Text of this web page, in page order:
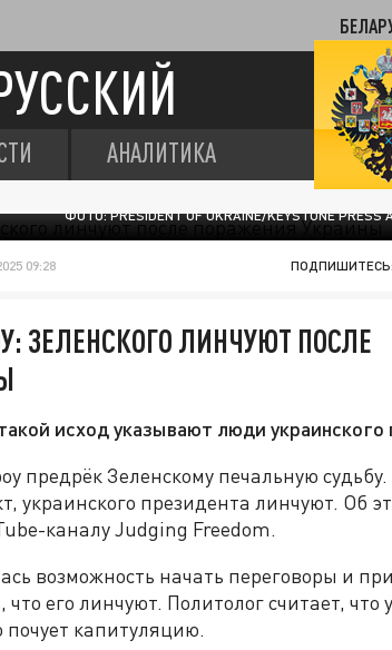
АНАЛИТИКА
ФОТО: PRESIDENT OF UKRAINE/KEYSTONE PRESS
09:28 ПОДПИШИТЕСЬ:
ЗЕЛЕНСКОГО ЛИНЧУЮТ ПОСЛЕ
исход указывают люди украинского
предрёк Зеленскому печальную судьбу.
украинского президента линчуют. Об
каналу Judging Freedom.
возможность начать переговоры и
его линчуют. Политолог считает,
почует капитуляцию.